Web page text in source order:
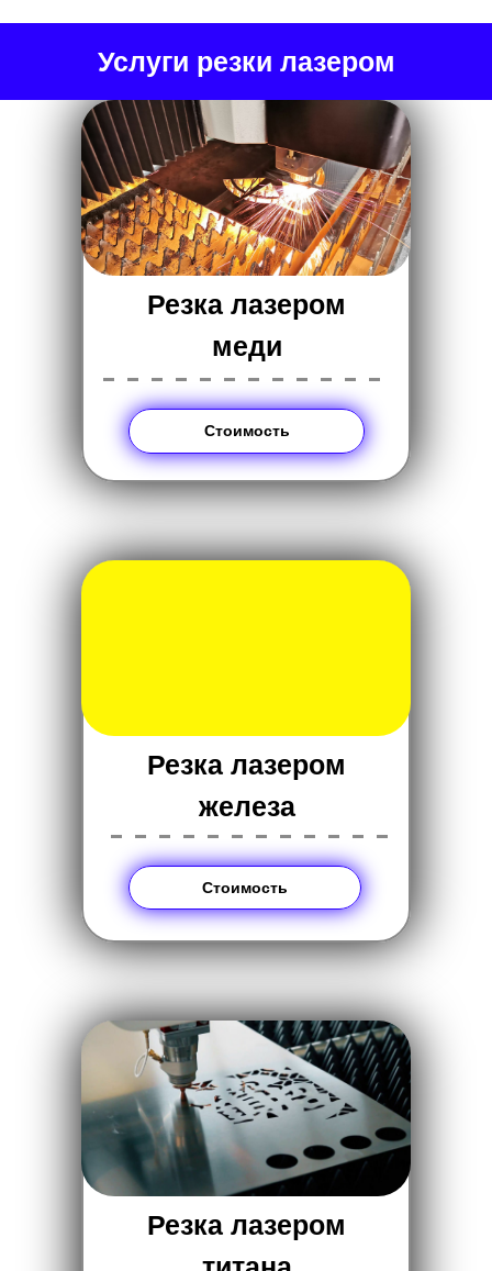
Услуги резки лазером
Резка лазером
железа
------------
Стоимость
Резка лазером
меди
------------
Стоимость
Резка лазером